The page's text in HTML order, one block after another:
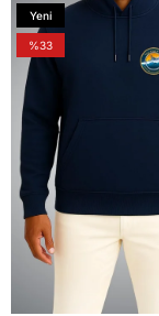
Yeni
Ürün
%33